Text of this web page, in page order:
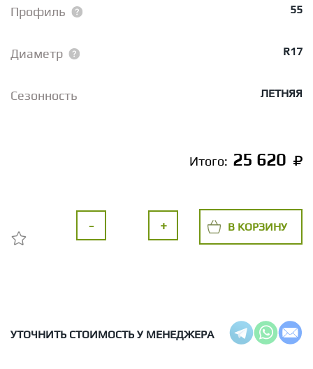
Профиль 55
Диаметр R17
Сезонность ЛЕТНЯЯ
Итого: 25 620
- + В КОРЗИНУ
УТОЧНИТЬ СТОИМОСТЬ У МЕНЕДЖЕРА